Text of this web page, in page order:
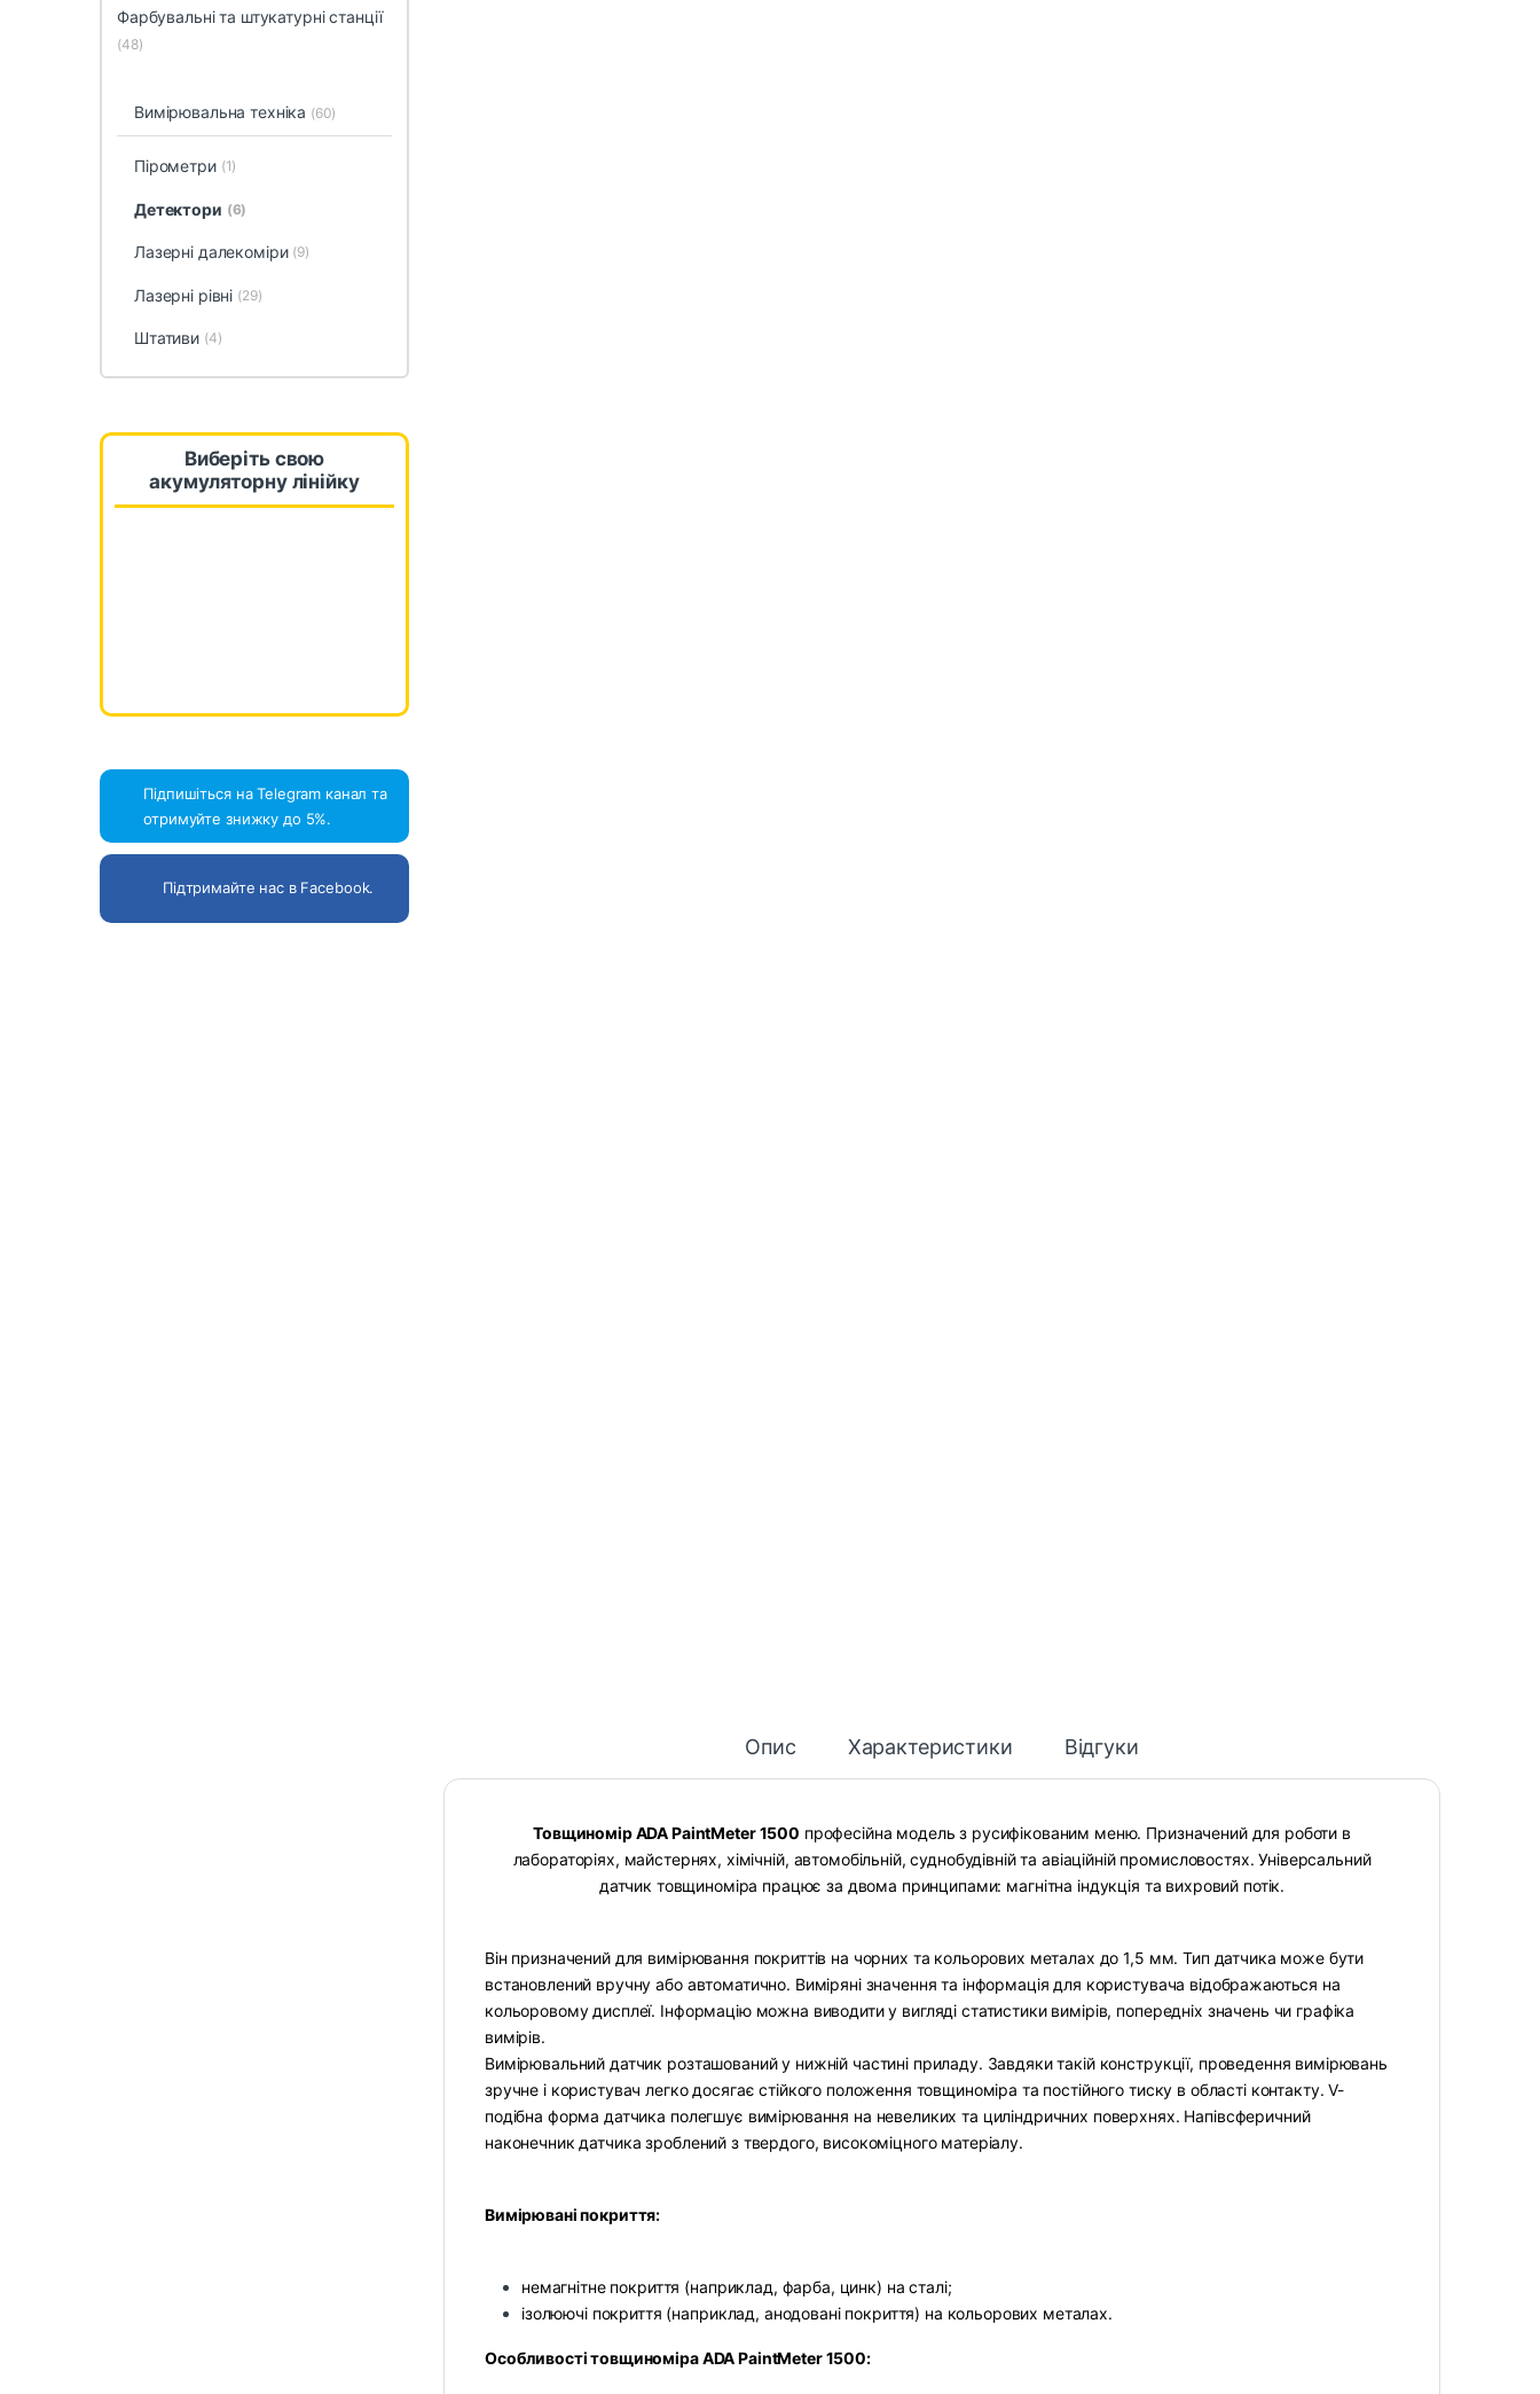
Опис Характеристики Відгуки
Товщиномір ADA PaintMeter 1500 професійна модель з русифікованим меню. Призначений для роботи в
лабораторіях, майстернях, хімічній, автомобільній, суднобудівній та авіаційній промисловостях. Універсальний
датчик товщиноміра працює за двома принципами: магнітна індукція та вихровий потік.
Він призначений для вимірювання покриттів на чорних та кольорових металах до 1,5 мм. Тип датчика може бути
встановлений вручну або автоматично. Виміряні значення та інформація для користувача відображаються на
кольоровому дисплеї. Інформацію можна виводити у вигляді статистики вимірів, попередніх значень чи графіка
вимірів.
Вимірювальний датчик розташований у нижній частині приладу. Завдяки такій конструкції, проведення вимірювань
зручне і користувач легко досягає стійкого положення товщиноміра та постійного тиску в області контакту. V-
подібна форма датчика полегшує вимірювання на невеликих та циліндричних поверхнях. Напівсферичний
наконечник датчика зроблений з твердого, високоміцного матеріалу.
Вимірювані покриття:
немагнітне покриття (наприклад, фарба, цинк) на сталі;
ізолюючі покриття (наприклад, анодовані покриття) на кольорових металах.
Особливості товщиноміра ADA PaintMeter 1500:
Фарбувальні та штукатурні станції
(48)
Вимірювальна техніка (60)
Пірометри (1)
Детектори (6)
Лазерні далекоміри (9)
Лазерні рівні (29)
Штативи (4)
Виберіть свою
акумуляторну лінійку
Підпишіться на Telegram канал та
отримуйте знижку до 5%.
Підтримайте нас в Facebook.